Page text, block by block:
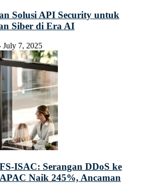
Solusi API Security untuk
Siber di Era AI
July 7, 2025
ISAC: Serangan DDoS ke
Naik 245%, Ancaman